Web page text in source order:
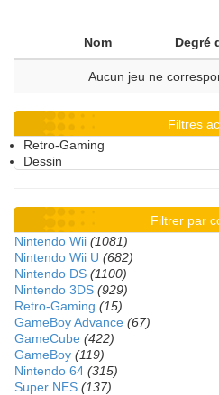
Nom Degré
Aucun jeu ne
Filtres
Retro-Gaming
Dessin
Filtrer par
Nintendo Wii (1081)
Nintendo Wii U (682)
Nintendo DS (1100)
Nintendo 3DS (929)
Retro-Gaming (15)
GameBoy Advance (67)
GameCube (422)
GameBoy (119)
Nintendo 64 (315)
Super NES (137)